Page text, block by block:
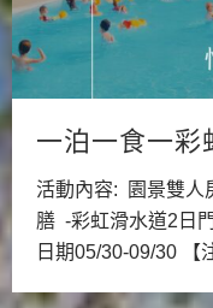
一泊一食一彩
活動內容: 園景雙
膳 -彩虹滑水道2日
日期05/30-09/30 【